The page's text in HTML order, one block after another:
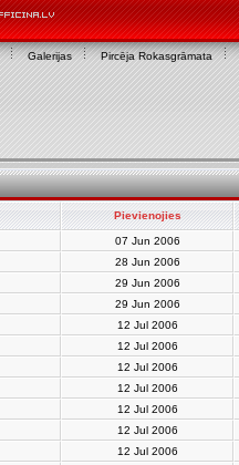
Galerijas Pircēja Rokasgrāmata
Pievienojies
07 Jun 2006
28 Jun 2006
29 Jun 2006
29 Jun 2006
12 Jul 2006
12 Jul 2006
12 Jul 2006
12 Jul 2006
12 Jul 2006
12 Jul 2006
12 Jul 2006